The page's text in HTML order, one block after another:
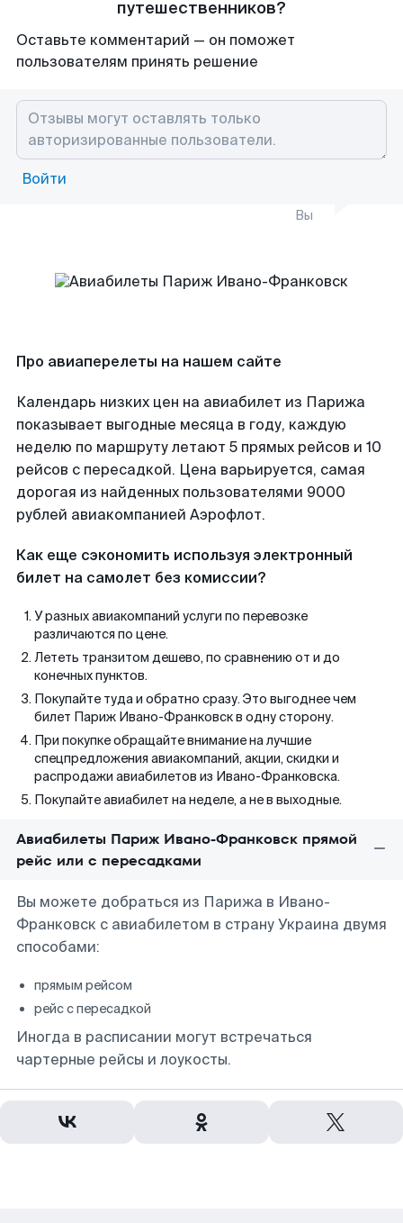
путешественников?
Оставьте комментарий — он поможет
пользователям принять решение
Войти
Вы
Про авиаперелеты на нашем сайте
Календарь низких цен на авиабилет из Парижа
показывает выгодные месяца в году, каждую
неделю по маршруту летают 5 прямых рейсов и 10
рейсов с пересадкой. Цена варьируется, самая
дорогая из найденных пользователями 9000
рублей авиакомпанией Аэрофлот.
Как еще сэкономить используя электронный
билет на самолет без комиссии?
У разных авиакомпаний услуги по перевозке
различаются по цене.
Лететь транзитом дешево, по сравнению от и до
конечных пунктов.
Покупайте туда и обратно сразу. Это выгоднее чем
билет Париж Ивано-Франковск в одну сторону.
При покупке обращайте внимание на лучшие
спецпредложения авиакомпаний, акции, скидки и
распродажи авиабилетов из Ивано-Франковска.
Покупайте авиабилет на неделе, а не в выходные.
Авиабилеты Париж Ивано-Франковск прямой
рейс или с пересадками
Вы можете добраться из Парижа в Ивано-
Франковск с авиабилетом в страну Украина двумя
способами:
прямым рейсом
рейс с пересадкой
Иногда в расписании могут встречаться
чартерные рейсы и лоукосты.